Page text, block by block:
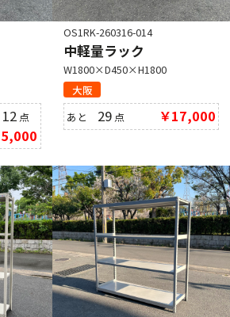
12 点
OS1RK-260316-014
中軽量ラック
W1800×D450×H1800
大阪
あと 29 点 ￥17,000